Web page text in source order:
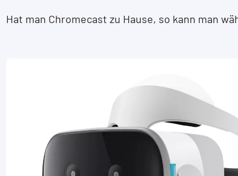
Hat man Chromecast zu Hause, so kann man